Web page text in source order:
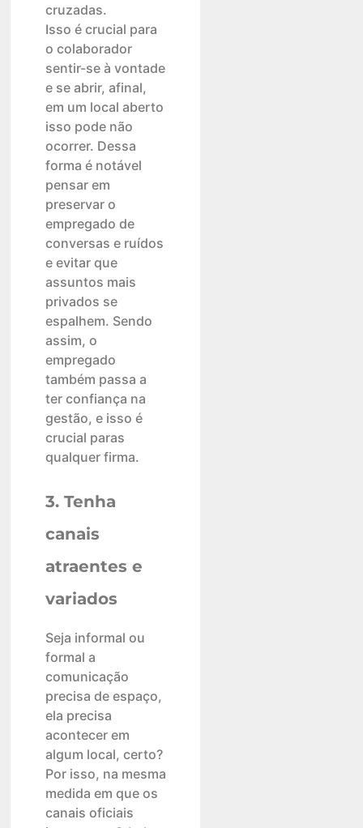
cruzadas.
Isso é crucial para
o colaborador
sentir-se à vontade
e se abrir, afinal,
em um local aberto
isso pode não
ocorrer. Dessa
forma é notável
pensar em
preservar o
empregado de
conversas e ruídos
e evitar que
assuntos mais
privados se
espalhem. Sendo
assim, o
empregado
também passa a
ter confiança na
gestão, e isso é
crucial paras
qualquer firma.
3. Tenha
canais
atraentes e
variados
Seja informal ou
formal a
comunicação
precisa de espaço,
ela precisa
acontecer em
algum local, certo?
Por isso, na mesma
medida em que os
canais oficiais